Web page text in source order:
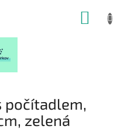
počítadlem,
zelená